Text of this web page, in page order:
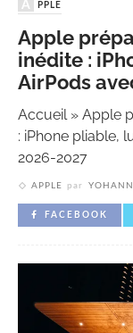
APPLE
Apple
inédite :
AirPods
Accueil» Apple
: iPhone pliable,
2026-2027
APPLE par
FACEBOOK